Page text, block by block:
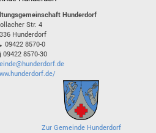
Hunderdorf
Str. 4
Hunderdorf
09422 8570-0
09422 8570-30
Zur Gemeinde Hunderdorf